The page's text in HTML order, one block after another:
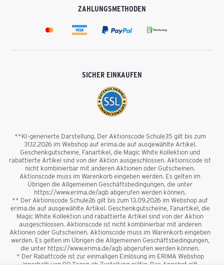
ZAHLUNGSMETHODEN
SICHER EINKAUFEN
**KI-generierte Darstellung. Der Aktionscode Schule35 gilt bis zum
31.12.2026 im Webshop auf erima.de auf ausgewählte Artikel.
Geschenkgutscheine, Fanartikel, die Magic White Kollektion und
rabattierte Artikel sind von der Aktion ausgeschlossen. Aktionscode ist
nicht kombinierbar mit anderen Aktionen oder Gutscheinen.
Aktionscode muss im Warenkorb eingeben werden. Es gelten im
Übrigen die Allgemeinen Geschäftsbedingungen, die unter
https://www.erima.de/agb abgerufen werden können.
** Der Aktionscode Schule26 gilt bis zum 13.09.2026 im Webshop auf
erima.de auf ausgewählte Artikel. Geschenkgutscheine, Fanartikel, die
Magic White Kollektion und rabattierte Artikel sind von der Aktion
ausgeschlossen. Aktionscode ist nicht kombinierbar mit anderen
Aktionen oder Gutscheinen. Aktionscode muss im Warenkorb eingeben
werden. Es gelten im Übrigen die Allgemeinen Geschäftsbedingungen,
die unter https://www.erima.de/agb abgerufen werden können.
* Der Rabattcode ist zur einmaligen Einlösung im ERIMA Webshop
innerhalb von 90 Tagen ab Zustellung gültig. Das Angebot gilt